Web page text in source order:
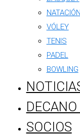
NATACIÓN
VÓLEY
TENIS
PADEL
BOWLING
SOCIOS
Categoría:
Descripción
Foot
Lascanilleras